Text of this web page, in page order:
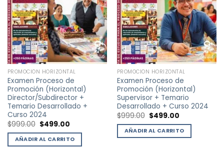
pueden
elegir
en
la
página
de
producto
PROMOCIÓN HORIZONTAL
Examen Proceso de
Promoción (Horizontal)
Director/Subdirector +
Temario Desarrollado +
Curso 2024
$999.00 El
precio
original
era:
$999.00.
$499.00El
actual
es:
$499.00.
AÑADIR AL CARRITO
PROMOCIÓN HORIZONTAL
Examen Proceso de
Promoción (Horizontal)
Supervisor + Temario
Desarrollado + Curso 2024
$999.00 El
precio
original
era:
$999.00.
$499.00El
actual
es:
$499.00.
AÑADIR AL CARRITO